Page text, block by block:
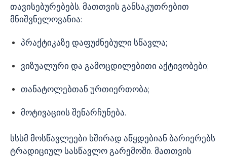
თავისებურებებს. მათთვის განსაკუთრებით
მნიშვნელოვანია:
პრაქტიკაზე დაფუძნებული სწავლა;
ვიზუალური და გამოცდილებითი აქტივობები;
თანატოლებთან ურთიერთობა;
მოტივაციის შენარჩუნება.
სსსმ მოსწავლეები ხშირად აწყდებიან ბარიერებს
ტრადიციულ სასწავლო გარემოში. მათთვის